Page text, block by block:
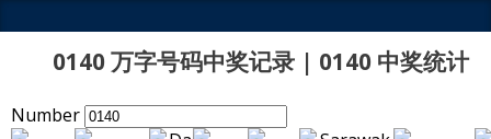
0140 万字号码中奖记录 | 0140 中奖统计
Number